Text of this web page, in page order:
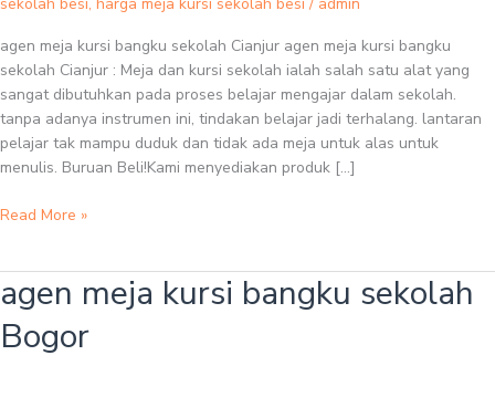
agen meja kursi bangku sekolah Cianjur agen meja kursi bangku
sekolah Cianjur : Meja dan kursi sekolah ialah salah satu alat yang
sangat dibutuhkan pada proses belajar mengajar dalam sekolah.
tanpa adanya instrumen ini, tindakan belajar jadi terhalang. lantaran
pelajar tak mampu duduk dan tidak ada meja untuk alas untuk
menulis. Buruan Beli!Kami menyediakan produk […]
Read More »
agen meja kursi bangku sekolah
Bogor
agen
meja
kursi
bangku